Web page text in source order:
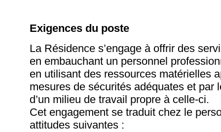
Exigences du poste
La Résidence s’engage à offrir des
en embauchant un personnel
en utilisant des ressources matérielles
mesures de sécurités adéquates et par
d’un milieu de travail propre à celle-ci.
Cet engagement se traduit chez le
attitudes suivantes :